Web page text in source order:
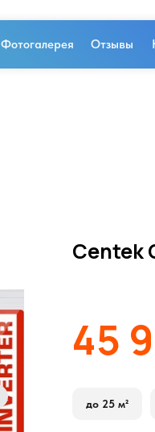
Фотогалерея Отзывы
Centek
до 25 м²
45